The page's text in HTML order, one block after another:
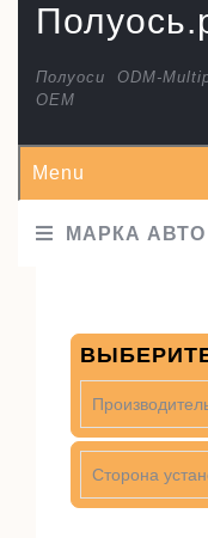
Полуоси ODM-
ОЕМ
Menu
МАРКА АВТО